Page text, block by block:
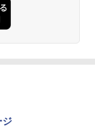
ジ